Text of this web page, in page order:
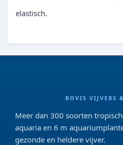
elastisch.
BOVIS VIJVERS
Meer dan 300 soorten
aquaria en 6 m
gezonde en heldere vijver.